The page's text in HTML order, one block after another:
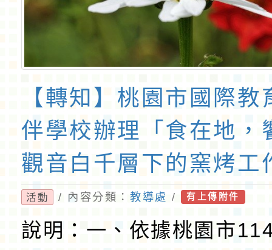
【轉知】桃園市國際教
伴學校辦理「食在地，
觀音白千層下的窯烤工
習活動
活動 / 內容分類：教導處 / 有上傳附件
說明：一、依據桃園市